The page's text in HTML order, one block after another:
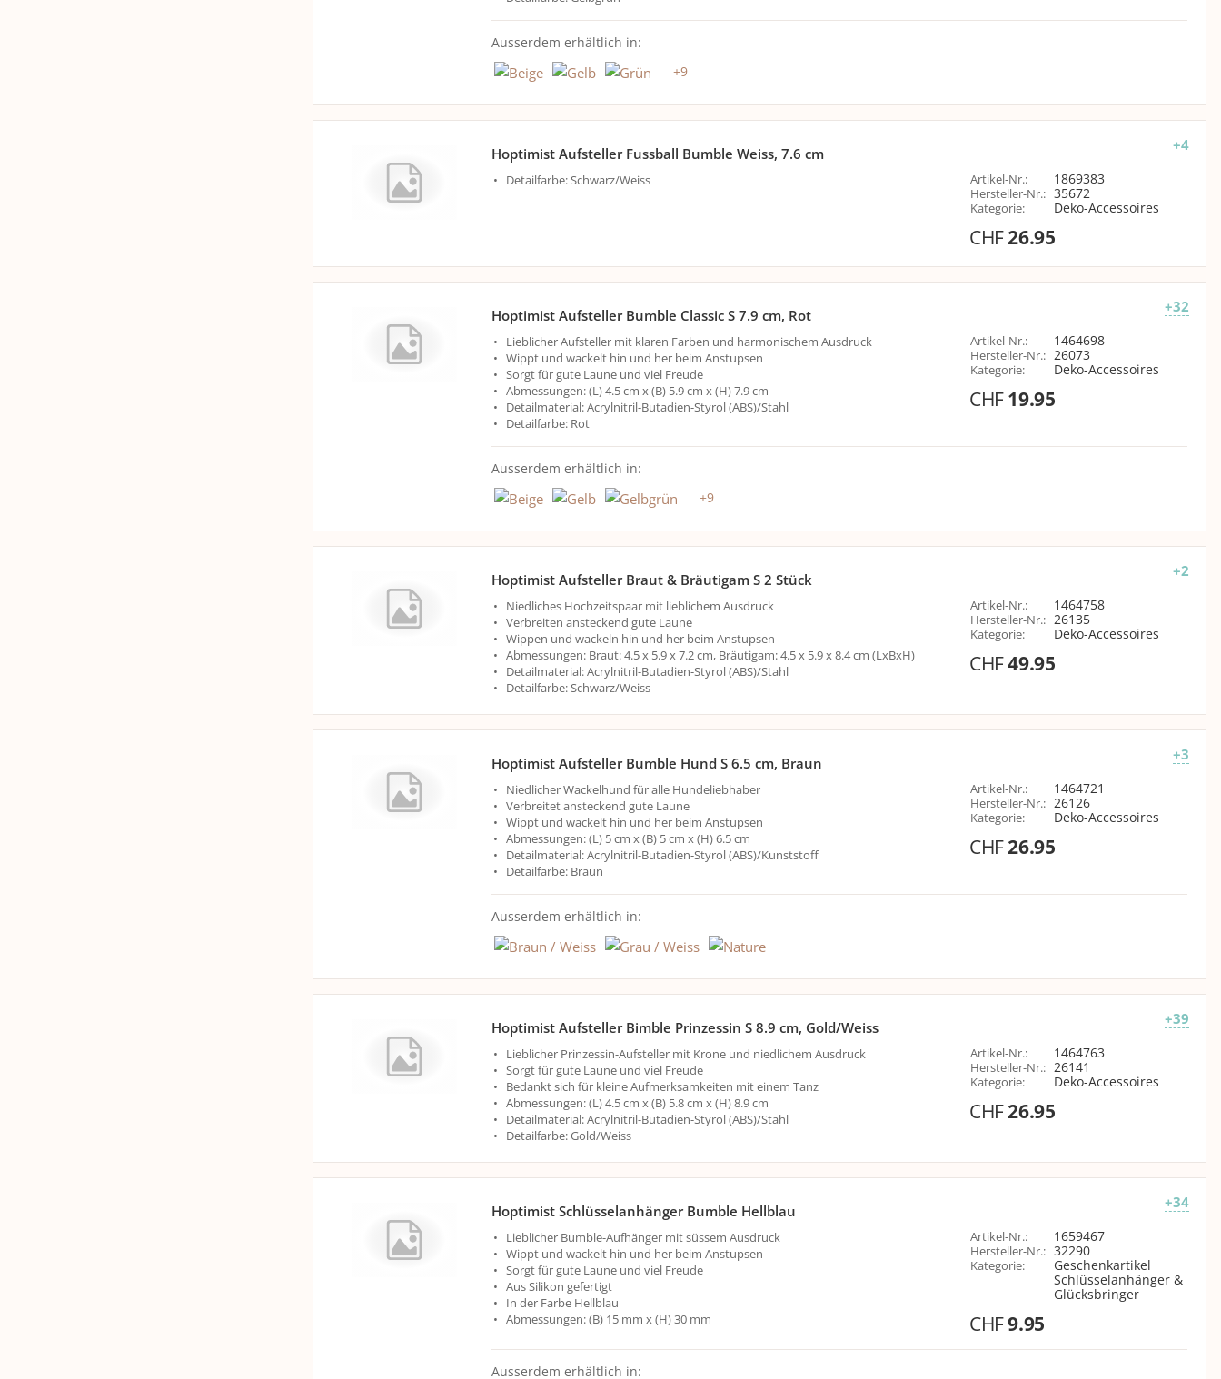
Ausserdem erhältlich in:
+9
+4
Hoptimist Aufsteller Fussball Bumble Weiss, 7.6 cm
Detailfarbe: Schwarz/Weiss Artikel-Nr.: 1869383
Hersteller-Nr.: 35672
Kategorie: Deko-Accessoires
CHF26.95
+32
Hoptimist Aufsteller Bumble Classic S 7.9 cm, Rot
Lieblicher Aufsteller mit klaren Farben und harmonischem Ausdruck
Wippt und wackelt hin und her beim Anstupsen
Sorgt für gute Laune und viel Freude
Abmessungen: (L) 4.5 cm x (B) 5.9 cm x (H) 7.9 cm
Detailmaterial: Acrylnitril-Butadien-Styrol (ABS)/Stahl
Detailfarbe: Rot
Artikel-Nr.: 1464698
Hersteller-Nr.: 26073
Kategorie: Deko-Accessoires
CHF19.95
Ausserdem erhältlich in:
+9
+2
Hoptimist Aufsteller Braut & Bräutigam S 2 Stück
Niedliches Hochzeitspaar mit lieblichem Ausdruck
Verbreiten ansteckend gute Laune
Wippen und wackeln hin und her beim Anstupsen
Abmessungen: Braut: 4.5 x 5.9 x 7.2 cm, Bräutigam: 4.5 x 5.9 x 8.4 cm (LxBxH)
Detailmaterial: Acrylnitril-Butadien-Styrol (ABS)/Stahl
Detailfarbe: Schwarz/Weiss
Artikel-Nr.: 1464758
Hersteller-Nr.: 26135
Kategorie: Deko-Accessoires
CHF49.95
+3
Hoptimist Aufsteller Bumble Hund S 6.5 cm, Braun
Niedlicher Wackelhund für alle Hundeliebhaber
Verbreitet ansteckend gute Laune
Wippt und wackelt hin und her beim Anstupsen
Abmessungen: (L) 5 cm x (B) 5 cm x (H) 6.5 cm
Detailmaterial: Acrylnitril-Butadien-Styrol (ABS)/Kunststoff
Detailfarbe: Braun
Artikel-Nr.: 1464721
Hersteller-Nr.: 26126
Kategorie: Deko-Accessoires
CHF26.95
Ausserdem erhältlich in:
+39
Hoptimist Aufsteller Bimble Prinzessin S 8.9 cm, Gold/Weiss
Lieblicher Prinzessin-Aufsteller mit Krone und niedlichem Ausdruck
Sorgt für gute Laune und viel Freude
Bedankt sich für kleine Aufmerksamkeiten mit einem Tanz
Abmessungen: (L) 4.5 cm x (B) 5.8 cm x (H) 8.9 cm
Detailmaterial: Acrylnitril-Butadien-Styrol (ABS)/Stahl
Detailfarbe: Gold/Weiss
Artikel-Nr.: 1464763
Hersteller-Nr.: 26141
Kategorie: Deko-Accessoires
CHF26.95
+34
Hoptimist Schlüsselanhänger Bumble Hellblau
Lieblicher Bumble-Aufhänger mit süssem Ausdruck
Wippt und wackelt hin und her beim Anstupsen
Sorgt für gute Laune und viel Freude
Aus Silikon gefertigt
In der Farbe Hellblau
Abmessungen: (B) 15 mm x (H) 30 mm
Artikel-Nr.: 1659467
Hersteller-Nr.: 32290
Kategorie:
Geschenkartikel
Schlüsselanhänger &
Glücksbringer
CHF9.95
Ausserdem erhältlich in: